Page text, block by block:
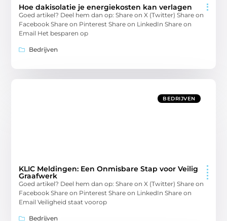
Hoe dakisolatie je energiekosten kan verlagen
Goed artikel? Deel hem dan op: Share on X (Twitter) Share on
Facebook Share on Pinterest Share on LinkedIn Share on
Email Het besparen op
Bedrijven
BEDRIJVEN
KLIC Meldingen: Een Onmisbare Stap voor Veilig
Graafwerk
Goed artikel? Deel hem dan op: Share on X (Twitter) Share on
Facebook Share on Pinterest Share on LinkedIn Share on
Email Veiligheid staat voorop
Bedrijven